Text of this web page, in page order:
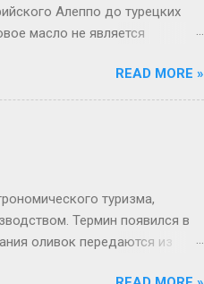
Алеппо до турецких
масло не является
Эта история показывает,
находя своё место в
READ MORE »
туризма,
Термин появился в
оливок передаются из